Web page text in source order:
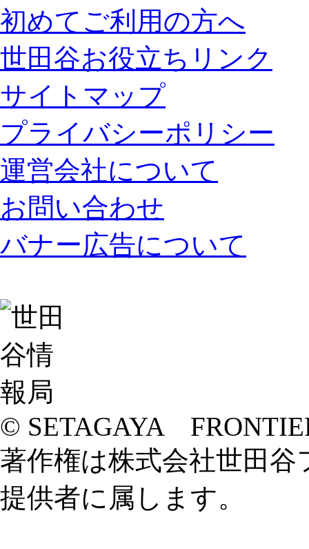
初めてご利用の方へ
世田谷お役立ちリンク
サイトマップ
プライバシーポリシー
運営会社について
お問い合わせ
バナー広告について
© SETAGAYA
著作権は株式会社世田
提供者に属します。